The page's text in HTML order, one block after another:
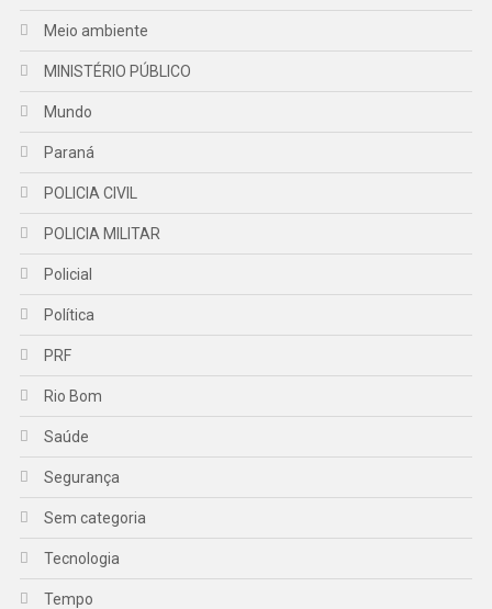
Meio ambiente
MINISTÉRIO PÚBLICO
Mundo
Paraná
POLICIA CIVIL
POLICIA MILITAR
Policial
Política
PRF
Rio Bom
Saúde
Segurança
Sem categoria
Tecnologia
Tempo